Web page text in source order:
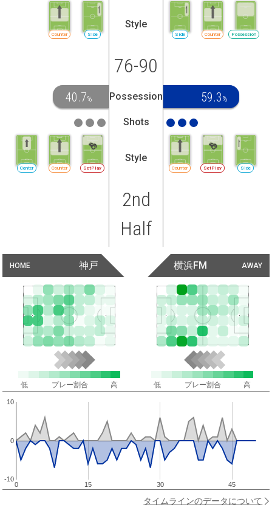
Side
Counter
Style
Side Counter Possession
76-90
40.7% Possession 59.3 %
Shots
SetPlay
Counter
Center
Style
Counter SetPlay Side
2nd
Half
HOME 神戸 AWAY
横浜FM
低 プレー割合 高 低 プレー割合 高
0 15 30 45
-10
0
10
タイムラインのデータについて